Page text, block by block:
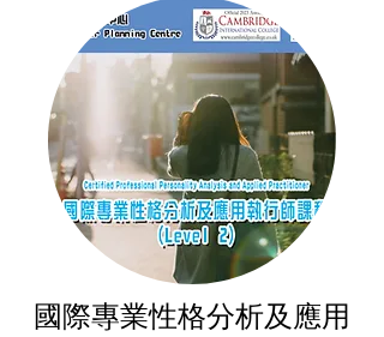
國際專業性格分析及應用​